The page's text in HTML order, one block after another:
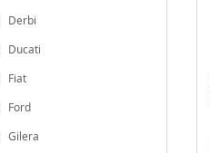
Derbi
Ducati
Fiat
Ford
Gilera